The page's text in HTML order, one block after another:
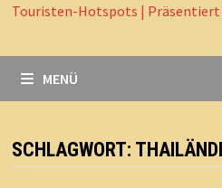
Touristen-Hotspots | Präsentiert
MENÜ
SCHLAGWORT: